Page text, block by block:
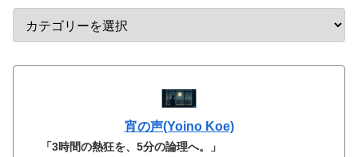
宵の声(Yoino Koe)
「3時間の熱狂を、5分の論理へ。」